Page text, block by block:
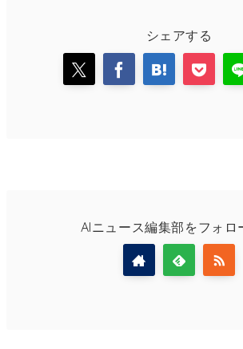
シェアする
AIニュース編集部をフォロ